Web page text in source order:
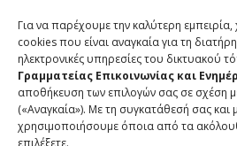
Για να παρέχουμε την καλύτερη
cookies που είναι αναγκαία για τη
ηλεκτρονικές υπηρεσίες του δικτυακού
Γραμματείας Επικοινωνίας και
αποθήκευση των επιλογών σας σε σχέση
(«Αναγκαία»). Με τη συγκατάθεσή σας και
χρησιμοποιήσουμε όποια από τα
επιλέξετε.
ΕΠΙΚΟΙΝΩΝΙΑ